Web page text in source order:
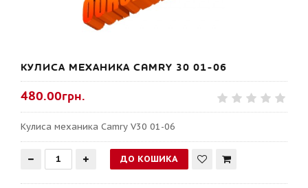
КУЛИСА МЕХАНИКА CAMRY 30 01-06
480.00грн.
Кулиса механика Camry V30 01-06